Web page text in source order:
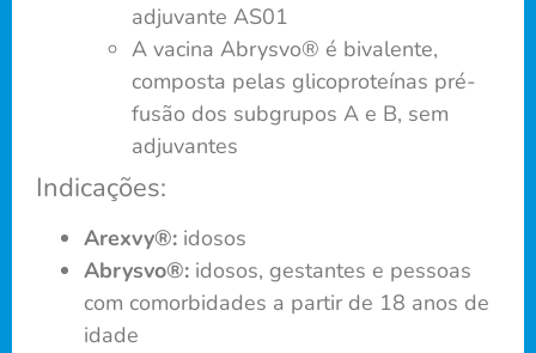
adjuvante AS01
A vacina Abrysvo® é bivalente,
composta pelas glicoproteínas pré-
fusão dos subgrupos A e B, sem
adjuvantes
Indicações:
Arexvy®: idosos
Abrysvo®: idosos, gestantes e pessoas
com comorbidades a partir de 18 anos de
idade